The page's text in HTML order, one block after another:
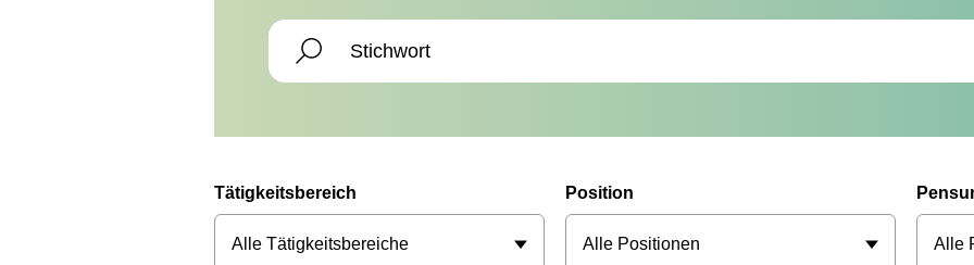
Tätigkeitsbereich
Alle Tätigkeitsbereiche
Position
Alle Positionen Alle